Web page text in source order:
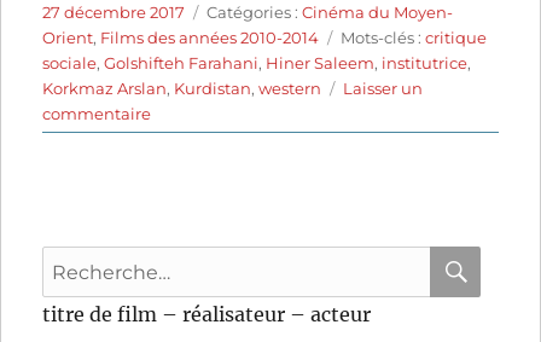
Publié
le
27 décembre 2017 Catégories
Catégories :Cinéma du Moyen-
Orient, Films des années 2010-2014 Étiquettes
Mots-clés :critique
sociale,Golshifteh Farahani, Hiner Saleem, institutrice,
Korkmaz Arslan, Kurdistan,western
Laisser un
commentairesur
My
de
Saleem
Recherche
pour
titre de film – réalisateur – acteur